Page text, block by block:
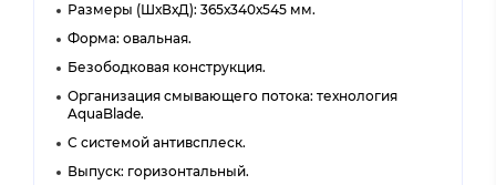
Размеры (ШхВхД): 365х340х545 мм.
Форма: овальная.
Безободковая конструкция.
Организация смывающего потока: технология
AquaBlade.
С системой антивсплеск.
Выпуск: горизонтальный.